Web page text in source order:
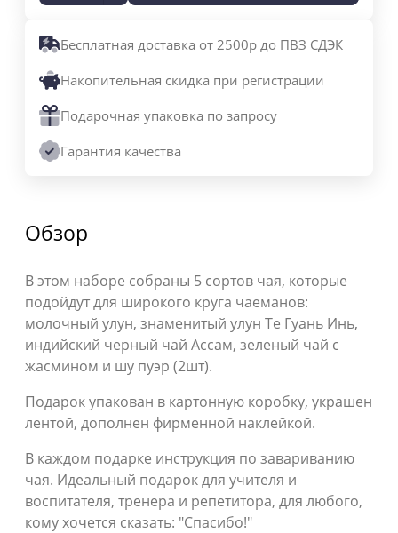
Бесплатная доставка от 2500р до ПВЗ СДЭК
Накопительная скидка при регистрации
Подарочная упаковка по запросу
Гарантия качества
Обзор
В этом наборе собраны 5 сортов чая, которые
подойдут для широкого круга чаеманов:
молочный улун, знаменитый улун Те Гуань Инь,
индийский черный чай Ассам, зеленый чай с
жасмином и шу пуэр (2шт).
Подарок упакован в картонную коробку, украшен
лентой, дополнен фирменной наклейкой.
В каждом подарке инструкция по завариванию
чая. Идеальный подарок для учителя и
воспитателя, тренера и репетитора, для любого,
кому хочется сказать: "Спасибо!"